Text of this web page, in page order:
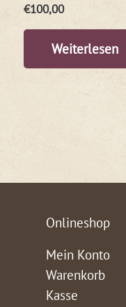
€100,00
Weiterlesen
Onlineshop
Mein Konto
Warenkorb
Kasse